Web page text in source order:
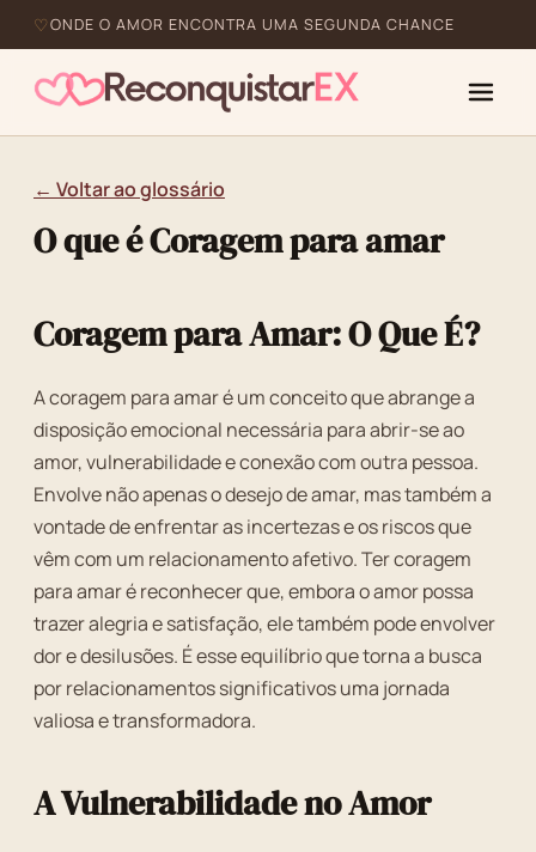
ONDE O AMOR ENCONTRA UMA SEGUNDA CHANCE
← Voltar ao glossário
O que é Coragem para amar
Coragem para Amar: O Que É?
A coragem para amar é um conceito que abrange a
disposição emocional necessária para abrir-se ao
amor, vulnerabilidade e conexão com outra pessoa.
Envolve não apenas o desejo de amar, mas também a
vontade de enfrentar as incertezas e os riscos que
vêm com um relacionamento afetivo. Ter coragem
para amar é reconhecer que, embora o amor possa
trazer alegria e satisfação, ele também pode envolver
dor e desilusões. É esse equilíbrio que torna a busca
por relacionamentos significativos uma jornada
valiosa e transformadora.
A Vulnerabilidade no Amor